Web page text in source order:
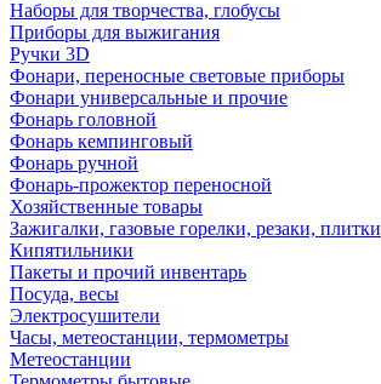
Наборы для творчества, глобусы
Приборы для выжигания
Ручки 3D
Фонари, переносные световые приборы
Фонари универсальные и прочие
Фонарь головной
Фонарь кемпинговый
Фонарь ручной
Фонарь-прожектор переносной
Хозяйственные товары
Зажигалки, газовые горелки, резаки, плитки
Кипятильники
Пакеты и прочий инвентарь
Посуда, весы
Электросушители
Часы, метеостанции, термометры
Метеостанции